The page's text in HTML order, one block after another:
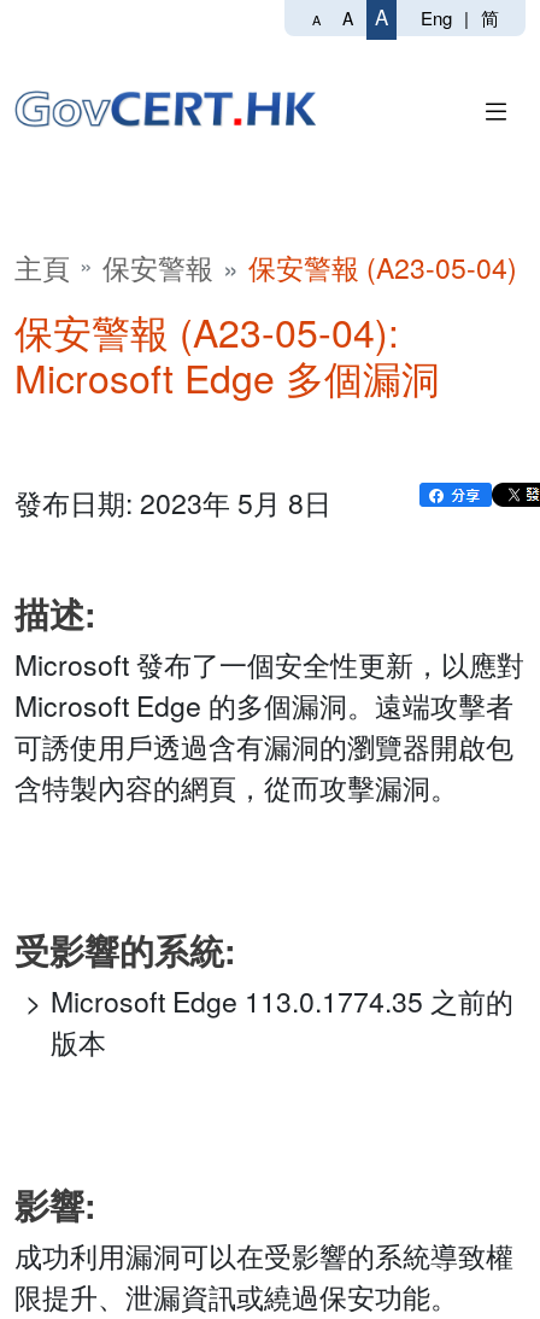
A A A Eng | 简
主頁 保安警報 保安警報 (A23-05-04)
保安警報 (A23-05-04):
Microsoft Edge 多個漏洞
發布日期: 2023年 5月 8日
描述:
Microsoft 發布了一個安全性更新，以應對
Microsoft Edge 的多個漏洞。遠端攻擊者
可誘使用戶透過含有漏洞的瀏覽器開啟包
含特製內容的網頁，從而攻擊漏洞。
受影響的系統:
Microsoft Edge 113.0.1774.35 之前的
版本
影響:
成功利用漏洞可以在受影響的系統導致權
限提升、泄漏資訊或繞過保安功能。